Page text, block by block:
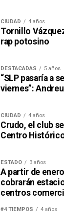
CIUDAD 4 años
Tornillo
rap potosino
DESTACADAS 5 años
“SLP pasaría a
viernes”:
CIUDAD 4 años
Crudo, el club
Centro
ESTADO 3 años
A partir de
cobrarán
centros
#4 TIEMPOS 4 años